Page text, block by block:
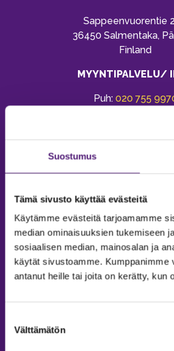
Suostumus
Tämä sivusto käyttää evästeitä
Käytämme evästeitä tarjoamamme
median ominaisuuksien tukemiseen
sosiaalisen median, mainosalan ja
käytät sivustoamme. Kumppanimme
antanut heille tai joita on kerätty, kun
valinta
Välttämätön
Sappeenvuorentie
36450 Salmentaka,
Finland
MYYNTIPALVELU/
Puh: 020 755